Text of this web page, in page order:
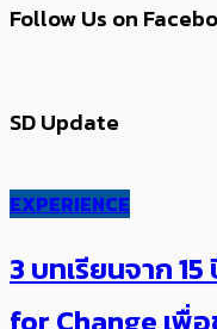
Follow Us on
SD Update
EXPERIENCE
3 บทเรียนจาก